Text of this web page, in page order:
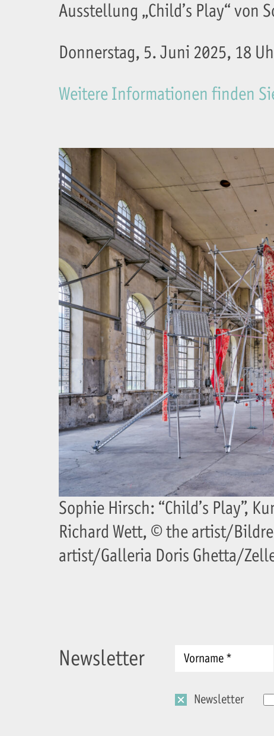
Ausstellung „Child’s Play“ von
Donnerstag, 5. Juni 2025, 18
Weitere Informationen finden
Sophie Hirsch: “Child’s Play”,
Richard Wett, © the artist/
artist/Galleria Doris Ghetta/
Newsletter
Newsletter